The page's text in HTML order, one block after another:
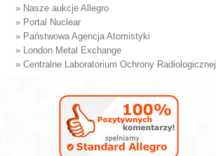
» Nasze aukcje Allegro
» Portal Nuclear
» Państwowa Agencja Atomistyki
» London Metal Exchange
» Centralne Laboratorium Ochrony Radiologicznej